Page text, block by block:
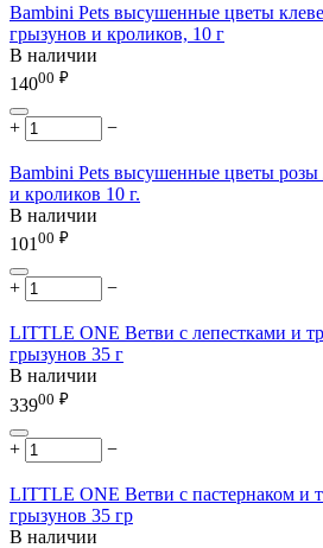
Bambini Pets высушенные цветы
грызунов и кроликов, 10 г
В наличии
14000 ₽
+ −
Bambini Pets высушенные цветы розы
и кроликов 10 г.
В наличии
101 00 ₽
+ −
LITTLE ONE Ветви c лепестками и
грызунов 35 г
В наличии
33900 ₽
+ −
LITTLE ONE Ветви с пастернаком и
грызунов 35 гр
В наличии